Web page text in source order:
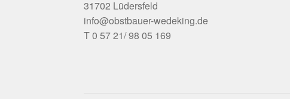
31702 Lüdersfeld
info@obstbauer-wedeking.de
T 0 57 21/ 98 05 169